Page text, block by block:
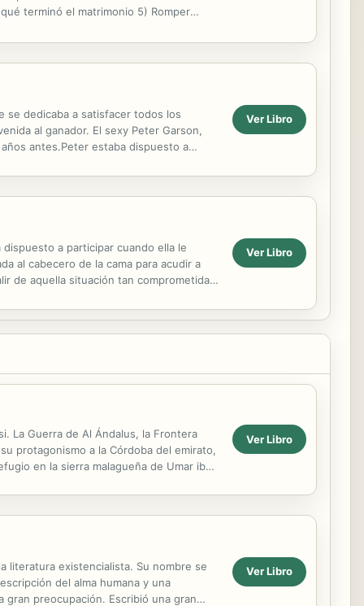
terminó el matrimonio 5) Romper
se dedicaba a satisfacer todos los
al ganador. El sexy Peter Garson,
antes.Peter estaba dispuesto a
Ver Libro
a participar cuando ella le
al cabecero de la cama para acudir a
de aquella situación tan comprometida...
Ver Libro
La Guerra de Al Ándalus, la Frontera
protagonismo a la Córdoba del emirato,
en la sierra malagueña de Umar ibn
Ver Libro
literatura existencialista. Su nombre se
del alma humana y una
preocupación. Escribió una gran
Ver Libro